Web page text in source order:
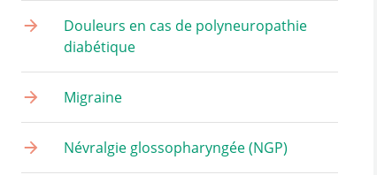
Douleurs en cas de polyneuropathie
diabétique
Migraine
Névralgie glossopharyngée (NGP)